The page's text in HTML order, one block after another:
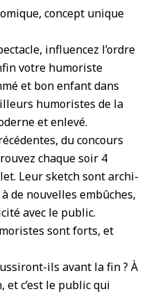
concept unique
influencez l’ordre
votre humoriste
et bon enfant dans
humoristes de la
et enlevé.
du concours
chaque soir 4
Leur sketch sont archi-
de nouvelles embûches,
avec le public.
sont forts, et
ils avant la fin ? À
et c’est le public qui